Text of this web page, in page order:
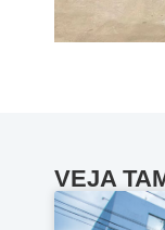
VEJA